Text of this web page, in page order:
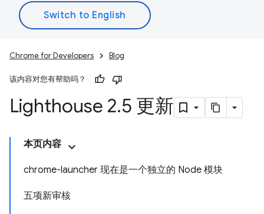
Chrome for Developers Blog
该内容对您有帮助吗？
Lighthouse 2.5 更新
本页内容
chrome-launcher 现在是一个独立的 Node 模块
五项新审核